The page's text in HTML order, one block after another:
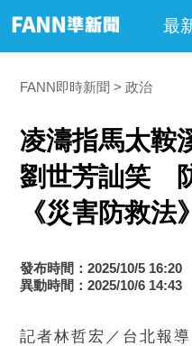
最
FANN即時新聞 政治
凌濤指馬太鞍
劉世芳訕笑
《災害防救法
發布時間：2025/10/5 16:20
異動時間：2025/10/6 14:43
記者林哲宏／台北報導